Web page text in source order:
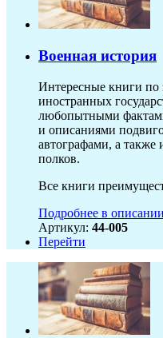
Военная история
Интересные книги по
иностранных
любопытными
и описаниями
автографами, а также
полков.
Все книги
Подробнее в описании
Артикул: 44-005
Перейти